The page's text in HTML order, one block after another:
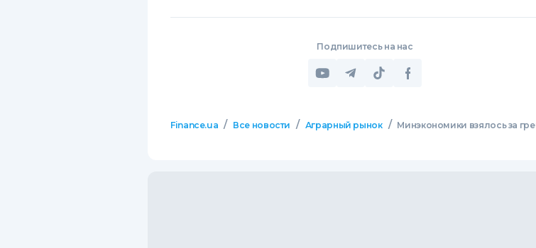
Подпишитесь на нас
Finance.ua / Все новости / Аграрный рынок / Минэкономики взялось за